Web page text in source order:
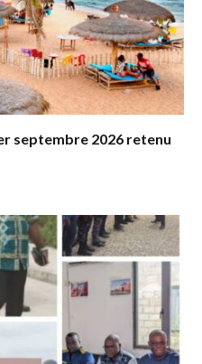
septembre 2026 retenu